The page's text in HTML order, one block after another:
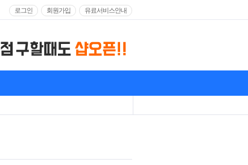
로그인 회원가입 유료서비스안내